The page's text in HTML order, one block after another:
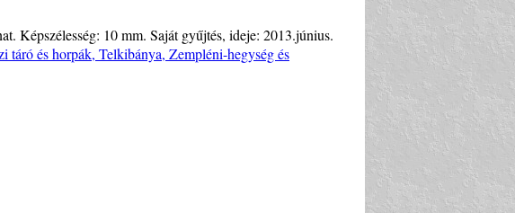
Képszélesség: 10 mm. Saját gyűjtés, ideje: 2013.június.
táró és horpák, Telkibánya, Zempléni-hegység és